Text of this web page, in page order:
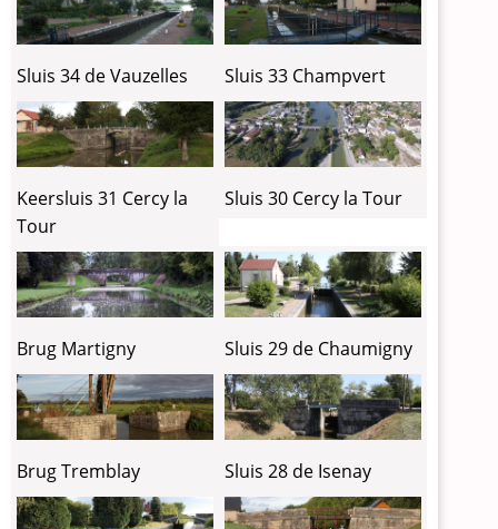
Sluis 34 de Vauzelles Sluis 33 Champvert
Keersluis 31 Cercy la
Tour
Sluis 30 Cercy la Tour
Brug Martigny Sluis 29 de Chaumigny
Brug Tremblay Sluis 28 de Isenay